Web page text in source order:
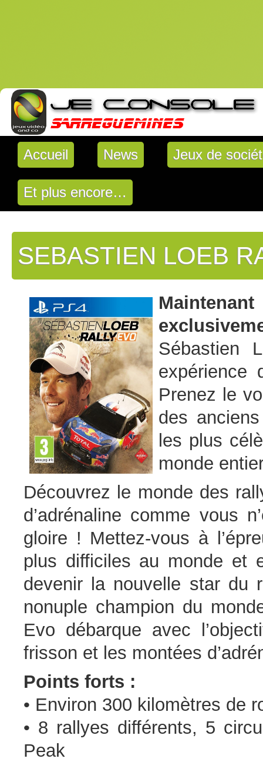
Accueil News Jeux de
Et plus encore…
SEBASTIEN LOEB
Sébastien
Prenez le
des
les plus
monde
Découvrez le monde des
d’adrénaline comme vous
gloire ! Mettez-vous à
plus difficiles au monde et
devenir la nouvelle star du
nonuple champion du
Evo débarque avec
frisson et les montées
Points forts :
• Environ 300 kilomètres de
• 8 rallyes différents, 5
Peak